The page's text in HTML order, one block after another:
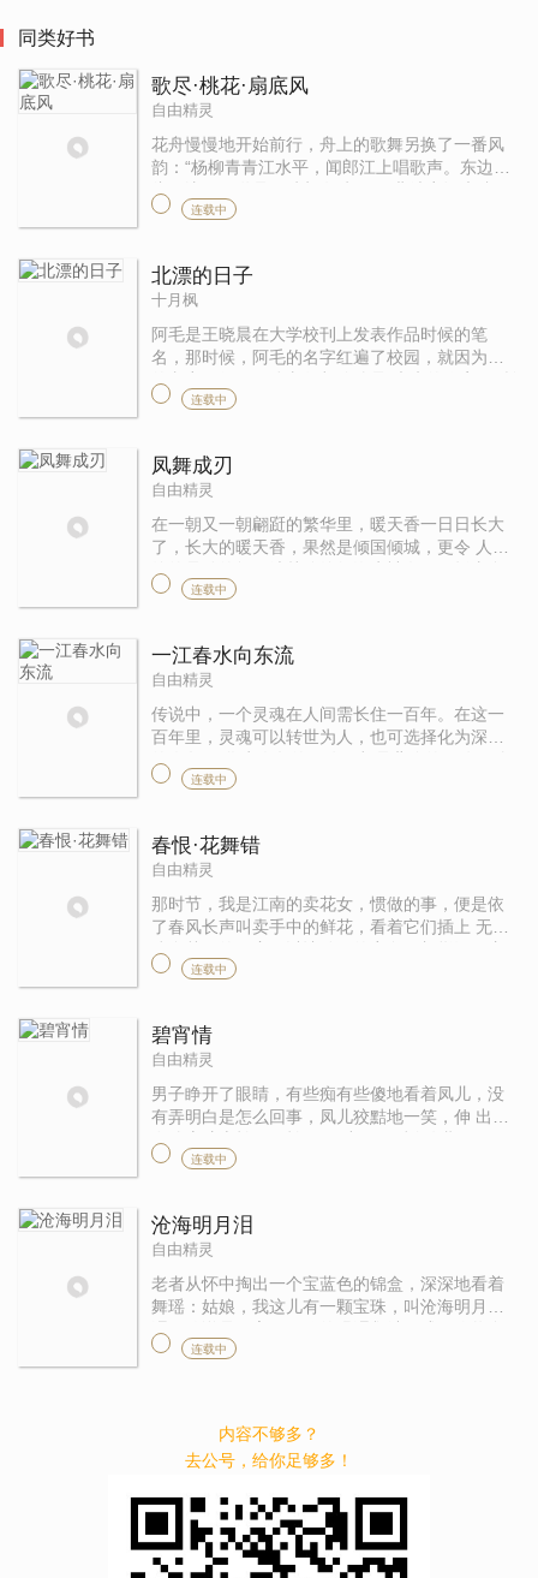
同类好书
歌尽·桃花·扇底风
自由精灵
花舟慢慢地开始前行，舟上的歌舞另换了一番风
韵：“杨柳青青江水平，闻郎江上唱歌声。东边日
头西边雨，道是无晴却有晴。”一曲清音还未弦
落，一个客人已经调笑道：“小娘子，大爷什么时
连载中
北漂的日子
十月枫
阿毛是王晓晨在大学校刊上发表作品时候的笔
名，那时候，阿毛的名字红遍了校园，就因为他
的文章写得好，连老师都称他是“未来的作家”。所
以在大学时期，王晓晨就立下一个宏愿，就是要
连载中
凤舞成刃
自由精灵
在一朝又一朝翩跹的繁华里，暖天香一日日长大
了，长大的暖天香，果然是倾国倾城，更令 人称
绝的是她的舞，清越婉约如洛水神女，又摇曳多
姿如月宫仙子，常常一场舞下来，让观者不知所
连载中
一江春水向东流
自由精灵
传说中，一个灵魂在人间需长住一百年。在这一
百年里，灵魂可以转世为人，也可选择化为深海
的人鱼。 化为人鱼的灵魂，都是悲伤的灵魂。他
们对前世存留太多的迷恋，于是不愿转世，选择
连载中
春恨·花舞错
自由精灵
那时节，我是江南的卖花女，惯做的事，便是依
了春风长声叫卖手中的鲜花，看着它们插上 无数
镶金戴银的面庞，以让她们的容色更加烂漫，竟
似胜过这满把的春光。 那时节，我不知道什么是
连载中
碧宵情
自由精灵
男子睁开了眼睛，有些痴有些傻地看着凤儿，没
有弄明白是怎么回事，凤儿狡黠地一笑，伸 出手
在他肩膀上拍了一拍：“好小子，后会有期
连载中
沧海明月泪
自由精灵
老者从怀中掏出一个宝蓝色的锦盒，深深地看着
舞瑶：姑娘，我这儿有一颗宝珠，叫沧海明月
泪，传说是月宫里嫦娥的眼泪凝结而成，你将自
己的泪水滴在上面，然后让你的情郎服下，若你
连载中
内容不够多？
去公号，给你足够多！